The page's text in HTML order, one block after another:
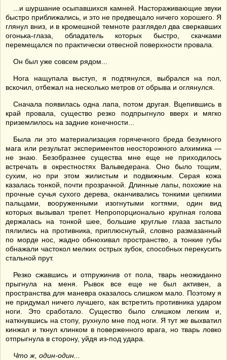
...и шуршание осыпавшихся камней. Настораживающие звуки
быстро приближались, и это не предвещало ничего хорошего. Я
глянул вниз, и в кромешной темноте разглядел два сверкавших
огонька-глаза, обладатель которых быстро, скачками
перемещался по практически отвесной поверхности провала.
Он был уже совсем рядом...
Нога нащупала выступ, я подтянулся, выбрался на пол,
вскочил, отбежал на несколько метров от обрыва и оглянулся.
Сначала появилась одна лапа, потом другая. Вцепившись в
край провала, существо резко подпрыгнуло вверх и мягко
приземлилось на задние конечности...
Была ли это материализация горячечного бреда безумного
мага или результат экспериментов неосторожного алхимика —
не знаю. Безобразнее существа мне еще не приходилось
встречать в окрестностях Вальведерана. Оно было тощим,
сухим, но при этом жилистым и подвижным. Серая кожа
казалась тонкой, почти прозрачной. Длинные лапы, похожие на
прочные сучья сухого дерева, оканчивались тонкими цепкими
пальцами, вооруженными изогнутыми когтями, один вид
которых вызывал трепет. Непропорционально крупная голова
держалась на тонкой шее, большие круглые глаза застыло
пялились на противника, приплюснутый, словно размазанный
по морде нос, жадно обнюхивал пространство, а тонкие губы
обнажали частокол мелких острых зубок, способных перекусить
стальной прут.
Резко сжавшись и отпружинив от пола, тварь неожиданно
прыгнула на меня. Рывок все еще не был активен, а
пространства для маневра оказалось слишком мало. Поэтому я
не придумал ничего лучшего, как встретить противника ударом
ноги. Это сработало. Существо было слишком легким и,
наткнувшись на стопу, рухнуло мне под ноги. Я тут же выхватил
кинжал и ткнул клинком в поверженного врага, но тварь ловко
отпрыгнула в сторону, уйдя из-под удара.
Что ж, один-один...